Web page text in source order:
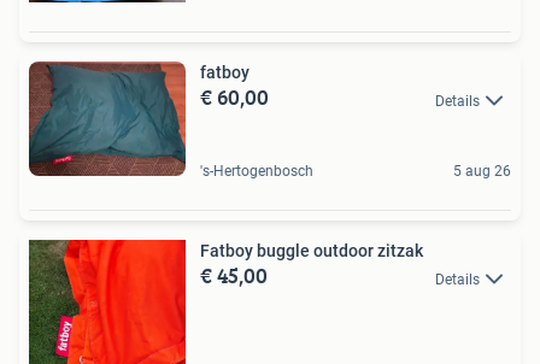
fatboy
€ 60,00 Details
's-Hertogenbosch 5 aug 26
Fatboy buggle outdoor zitzak
€ 45,00 Details